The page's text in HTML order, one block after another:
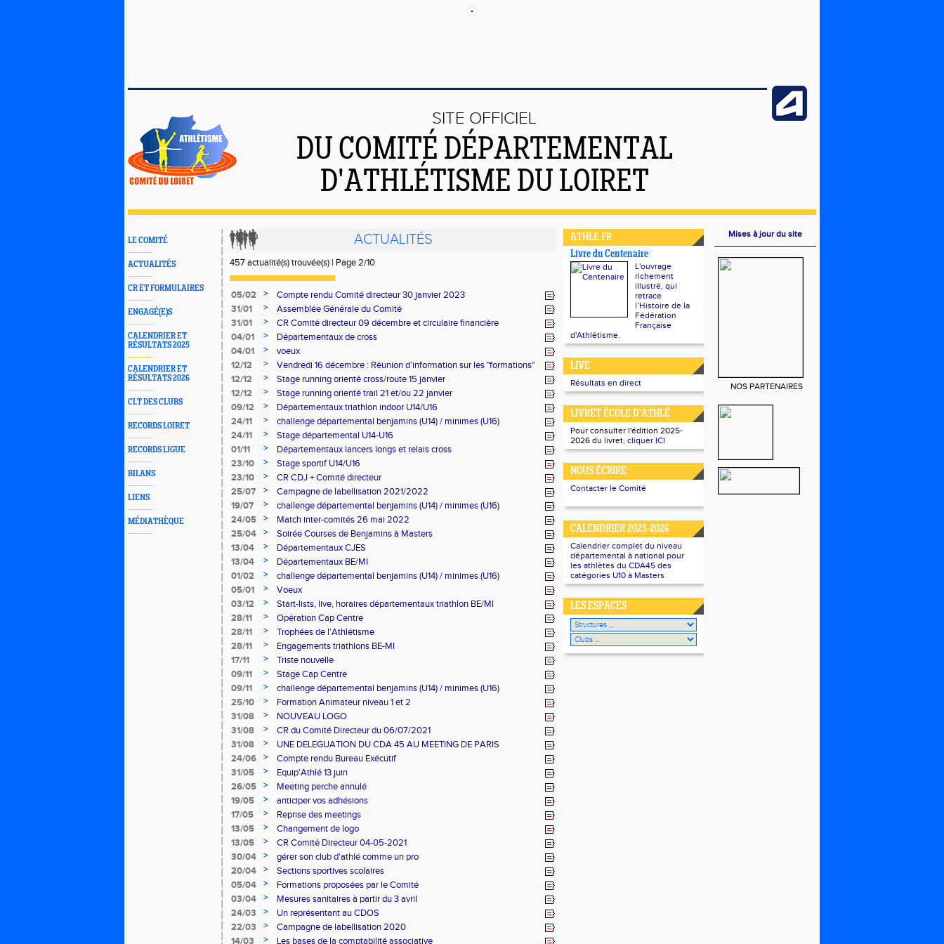
SITE OFFICIEL
DU COMITÉ DÉPARTEMENTAL
D'ATHLÉTISME DU LOIRET
LE COMITÉ
ACTUALITÉS
CR ET FORMULAIRES
ENGAGÉ(E)S
CALENDRIER ET
RÉSULTATS 2025
CALENDRIER ET
RÉSULTATS 2026
CLT DES CLUBS
RECORDS LOIRET
RECORDS LIGUE
BILANS
LIENS
MÉDIATHÈQUE
ACTUALITÉS
457 actualité(s) trouvée(s) | Page 2/10
05/02 >
Compte rendu Comité directeur 30 janvier 2023
31/01
>
Assemblée Générale du Comité
31/01
>
CR Comité directeur 09 décembre et circulaire financière
04/01
>
Départementaux de cross
04/01
>
voeux
12/12
>
Vendredi 16 décembre : Réunion d'information sur les "formations"
12/12
>
Stage running orienté cross/route 15 janvier
12/12
>
Stage running orienté trail 21 et/ou 22 janvier
09/12
>
Départementaux triathlon indoor U14/U16
24/11
>
challenge départemental benjamins (U14) / minimes (U16)
24/11
>
Stage départemental U14-U16
01/11
>
Départementaux lancers longs et relais cross
23/10
>
Stage sportif U14/U16
23/10
>
CR CDJ + Comité directeur
25/07
>
Campagne de labellisation 2021/2022
19/07
>
challenge départemental benjamins (U14) / minimes (U16)
24/05
>
Match inter-comités 26 mai 2022
25/04
>
Soirée Courses de Benjamins à Masters
13/04
>
Départementaux CJES
13/04
>
Départementaux BE/MI
01/02
>
challenge départemental benjamins (U14) / minimes (U16)
05/01
>
Voeux
03/12
>
Start-lists, live, horaires départementaux triathlon BE/MI
28/11
>
Opération Cap Centre
28/11
>
Trophées de l'Athlétisme
28/11
>
Engagements triathlons BE-MI
17/11
>
Triste nouvelle
09/11
>
Stage Cap Centre
09/11
>
challenge départemental benjamins (U14) / minimes (U16)
25/10
>
Formation Animateur niveau 1 et 2
31/08
>
NOUVEAU LOGO
31/08
>
CR du Comité Directeur du 06/07/2021
31/08
>
UNE DELEGUATION DU CDA 45 AU MEETING DE PARIS
24/06
>
Compte rendu Bureau Exécutif
31/05
>
Equip'Athlé 13 juin
26/05
>
Meeting perche annulé
19/05
>
anticiper vos adhésions
17/05
>
Reprise des meetings
13/05
>
Changement de logo
13/05
>
CR Comité Directeur 04-05-2021
30/04
>
gérer son club d'athlé comme un pro
20/04
>
Sections sportives scolaires
05/04
>
Formations proposées par le Comité
03/04
>
Mesures sanitaires à partir du 3 avril
24/03
>
Un représentant au CDOS
22/03
>
Campagne de labellisation 2020
14/03
> Les bases de la comptabilité associative
ATHLE.FR
Livre du Centenaire
L'ouvrage
richement
illustré, qui
retrace
l’Histoire de la
Fédération
Française
d'Athlétisme.
LIVE
Résultats en direct
LIVRET ÉCOLE D'ATHLÉ
Pour consulter l'édition 2025-
2026 du livret, cliquer ICI
NOUS ÉCRIRE
Contacter le Comité
CALENDRIER 2025-2026
Calendrier complet du niveau
départemental à national pour
les athlètes du CDA45 des
catégories U10 à Masters
LES ESPACES
Mises à jour du site
NOS PARTENAIRES